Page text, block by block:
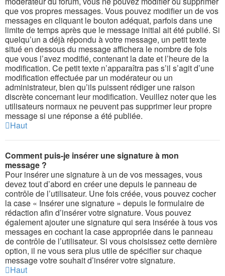
que vos propres messages. Vous pouvez modifier un de vos
messages en cliquant le bouton adéquat, parfois dans une
limite de temps après que le message initial ait été publié. Si
quelqu’un a déjà répondu à votre message, un petit texte
situé en dessous du message affichera le nombre de fois
que vous l’avez modifié, contenant la date et l’heure de la
modification. Ce petit texte n’apparaîtra pas s’il s’agit d’une
modification effectuée par un modérateur ou un
administrateur, bien qu’ils puissent rédiger une raison
discrète concernant leur modification. Veuillez noter que les
utilisateurs normaux ne peuvent pas supprimer leur propre
message si une réponse a été publiée.
Haut
Comment puis-je insérer une signature à mon
message ?
Pour insérer une signature à un de vos messages, vous
devez tout d’abord en créer une depuis le panneau de
contrôle de l’utilisateur. Une fois créée, vous pouvez cocher
la case « Insérer une signature » depuis le formulaire de
rédaction afin d’insérer votre signature. Vous pouvez
également ajouter une signature qui sera insérée à tous vos
messages en cochant la case appropriée dans le panneau
de contrôle de l’utilisateur. Si vous choisissez cette dernière
option, il ne vous sera plus utile de spécifier sur chaque
message votre souhait d’insérer votre signature.
Haut